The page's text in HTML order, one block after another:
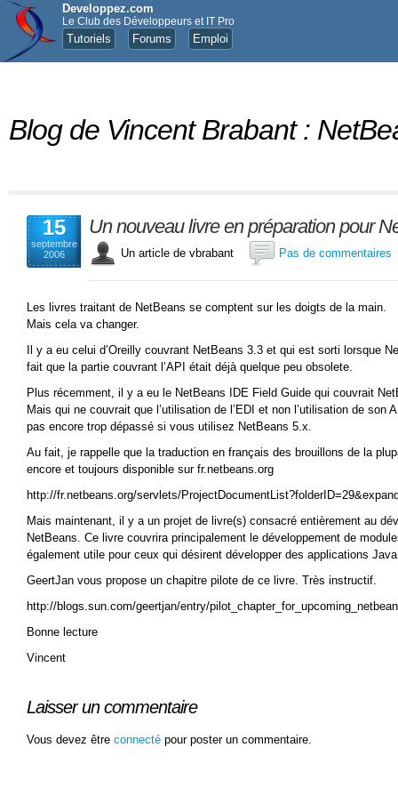
Developpez.com
Le Club des Développeurs et IT Pro
Tutoriels Forums Emploi
Blog de Vincent Brabant :
15
septembre
2006
Un nouveau livre en préparation pour
Un article de vbrabant Pas de commentaires
Les livres traitant de NetBeans se comptent sur les doigts de la main.
Mais cela va changer.
Il y a eu celui d’Oreilly couvrant NetBeans 3.3 et qui est sorti lorsque
fait que la partie couvrant l’API était déjà quelque peu obsolete.
Plus récemment, il y a eu le NetBeans IDE Field Guide qui couvrait
Mais qui ne couvrait que l’utilisation de l’EDI et non l’utilisation de son
pas encore trop dépassé si vous utilisez NetBeans 5.x.
Au fait, je rappelle que la traduction en français des brouillons de la
encore et toujours disponible sur fr.netbeans.org
http://fr.netbeans.org/servlets/
Mais maintenant, il y a un projet de livre(s) consacré entièrement au
NetBeans. Ce livre couvrira principalement le développement de
également utile pour ceux qui désirent développer des applications
GeertJan vous propose un chapitre pilote de ce livre. Très instructif.
http://blogs.sun.com/geertjan/entry/
Bonne lecture
Vincent
Laisser un commentaire
Vous devez être connecté pour poster un commentaire.